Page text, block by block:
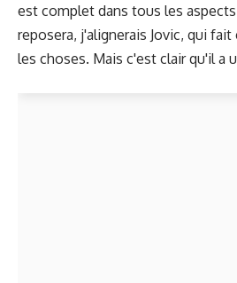
est complet dans tous les
reposera, j'alignerais Jovic, qui
les choses. Mais c'est clair qu'il a